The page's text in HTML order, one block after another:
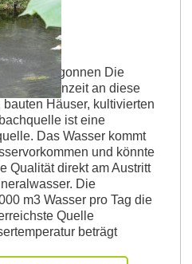
alles begonnen Die
der Steinzeit an diese
Häuser, kultivierten
ist eine
Das Wasser kommt
und könnte
Qualität direkt am Austritt
Die
m3 Wasser pro Tag die
Quelle
beträgt